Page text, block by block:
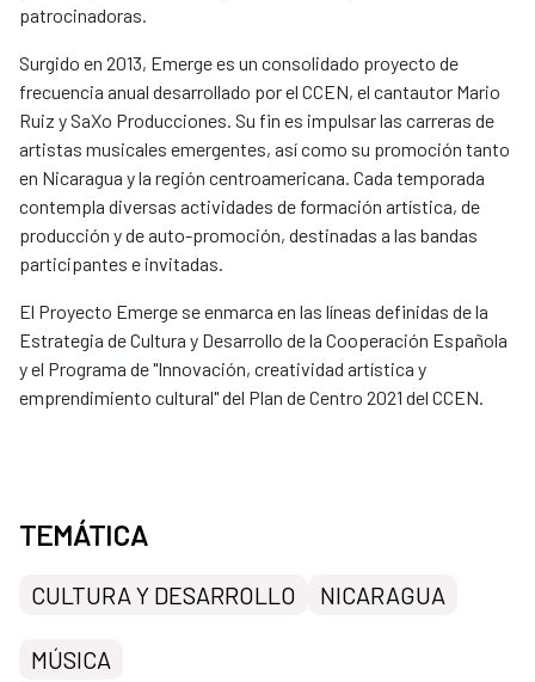
patrocinadoras.
Surgido en 2013, Emerge es un consolidado proyecto de
frecuencia anual desarrollado por el CCEN, el cantautor Mario
Ruiz y SaXo Producciones. Su fin es impulsar las carreras de
artistas musicales emergentes, así como su promoción tanto
en Nicaragua y la región centroamericana. Cada temporada
contempla diversas actividades de formación artística, de
producción y de auto-promoción, destinadas a las bandas
participantes e invitadas.
El Proyecto Emerge se enmarca en las líneas definidas de la
Estrategia de Cultura y Desarrollo de la Cooperación Española
y el Programa de "Innovación, creatividad artística y
emprendimiento cultural" del Plan de Centro 2021 del CCEN.
TEMÁTICA
CULTURA Y DESARROLLO NICARAGUA
MÚSICA